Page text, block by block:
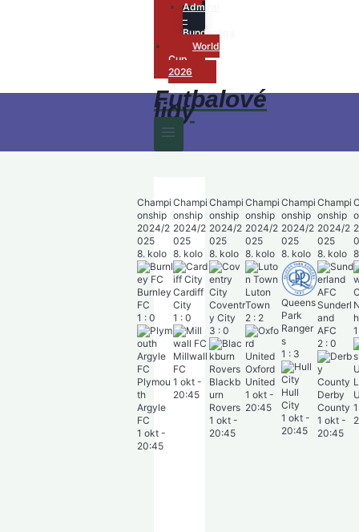
Admiral
–
Bundesliga
World
Cup
2026
Futbalové
ligy
Champi
onship
2024/2
025
8. kolo
Cardiff
City
1 : 0
Millwall
FC
1 okt -
20:45
Champi
onship
2024/2
025
8. kolo
Coventr
y City
3 : 0
Blackb
urn
Champi
onship
2024/2
025
8. kolo
Luton
Town
2 : 2
Oxford
United
1 okt
20:45
Champi
onship
2024/2
025
8. kolo
Queens
Park
Ranger
s
1 : 3
Hull
City
Champi
onship
2024/2
025
8. kolo
Sunderl
and
AFC
2
Derby
County
1 okt -
20:45
Champi
onship
2024/2
025
8. kolo
Norwic
h City
1 : 1
Leeds
United
1 okt -
20:45